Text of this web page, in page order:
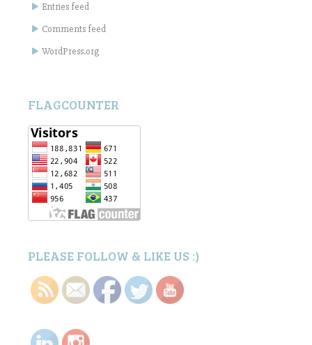
Entries feed
Comments feed
WordPress.org
FLAGCOUNTER
PLEASE FOLLOW & LIKE US :)